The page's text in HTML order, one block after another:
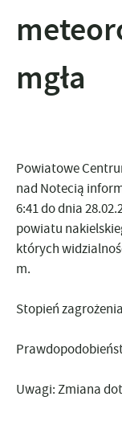
mgła
Powiatowe
nad Notecią
6:41do dnia
powiatu
których
m.
Stopień
Uwagi:Zmiana